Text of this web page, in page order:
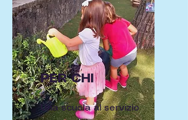
PER CHI
Una scuola al servizio